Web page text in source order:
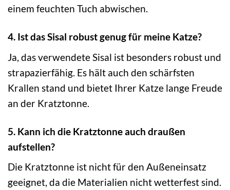
einem feuchten Tuch abwischen.
4. Ist das Sisal robust genug für meine Katze?
Ja, das verwendete Sisal ist besonders robust und
strapazierfähig. Es hält auch den schärfsten
Krallen stand und bietet Ihrer Katze lange Freude
an der Kratztonne.
5. Kann ich die Kratztonne auch draußen
aufstellen?
Die Kratztonne ist nicht für den Außeneinsatz
geeignet, da die Materialien nicht wetterfest sind.